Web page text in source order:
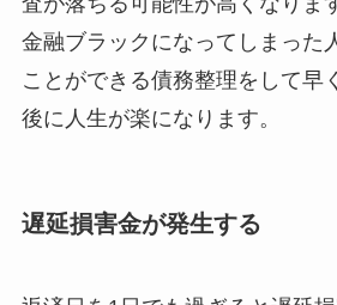
金融ブラックになってしまった
ことができる債務整理をして早
後に人生が楽になります。
遅延損害金が発生する